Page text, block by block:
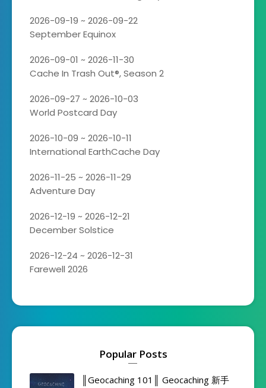
2026-09-19 ~ 2026-09-22
September Equinox
2026-09-01 ~ 2026-11-30
Cache In Trash Out®, Season 2
2026-09-27 ~ 2026-10-03
World Postcard Day
2026-10-09 ~ 2026-10-11
International EarthCache Day
2026-11-25 ~ 2026-11-29
Adventure Day
2026-12-19 ~ 2026-12-21
December Solstice
2026-12-24 ~ 2026-12-31
Farewell 2026
Popular Posts
║Geocaching 101║ Geocaching 新手